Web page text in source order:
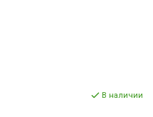
В наличии